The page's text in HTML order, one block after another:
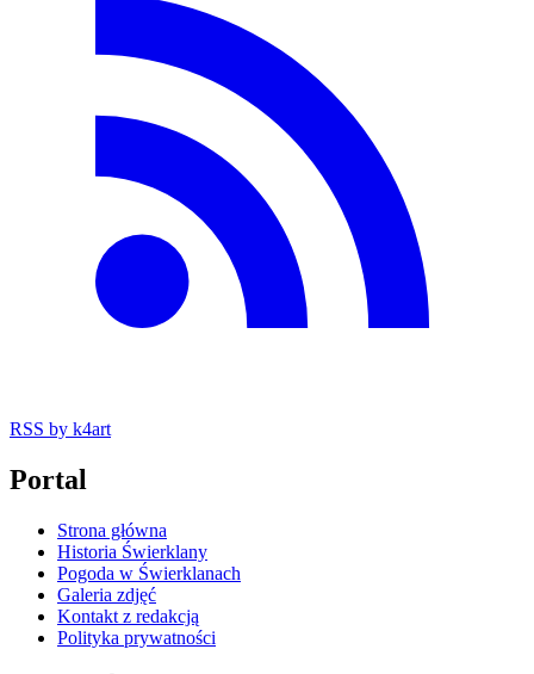
RSS by k4art
Portal
Strona główna
Historia Świerklany
Pogoda w Świerklanach
Galeria zdjęć
Kontakt z redakcją
Polityka prywatności